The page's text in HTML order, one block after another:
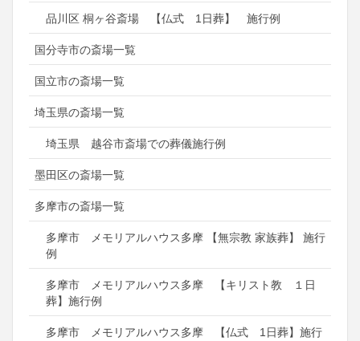
品川区 桐ヶ谷斎場 【仏式 1日葬】 施行例
国分寺市の斎場一覧
国立市の斎場一覧
埼玉県の斎場一覧
埼玉県 越谷市斎場での葬儀施行例
墨田区の斎場一覧
多摩市の斎場一覧
多摩市 メモリアルハウス多摩 【無宗教 家族葬】 施行
例
多摩市 メモリアルハウス多摩 【キリスト教 １日
葬】施行例
多摩市 メモリアルハウス多摩 【仏式 1日葬】施行